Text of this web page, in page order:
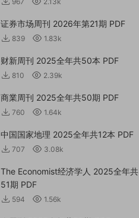
证券市场周刊 2026年第21期 PDF
839 1.83k
财新周刊 2025全年共50本 PDF
810 2.39k
商業周刊 2025全年共50期 PDF
760 1.64k
中国国家地理 2025全年共12本 PDF
707 3.08k
The Economist经济学人 2025全年共
51期 PDF
594 1.56k